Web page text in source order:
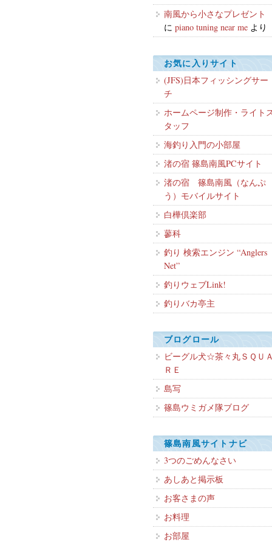
南風から小さなプレゼント
に piano tuning near me より
お気に入りサイト
(JFS)日本フィッシングサー
チ
ホームページ制作・ライト
タッフ
海釣り入門の小部屋
渚の宿 篠島南風PCサイト
渚の宿 篠島南風（なんぷ
う）モバイルサイト
白樺倶楽部
蓼科
釣り 検索エンジン “Anglers
Net”
釣りウェブLink!
釣りバカ亭主
ブログロール
ビーグル犬☆茶々丸ＳＱＵ
ＲＥ
島写
篠島ウミガメ隊ブログ
篠島南風サイトナビ
3つのごめんなさい
あしあと掲示板
お客さまの声
お料理
お部屋